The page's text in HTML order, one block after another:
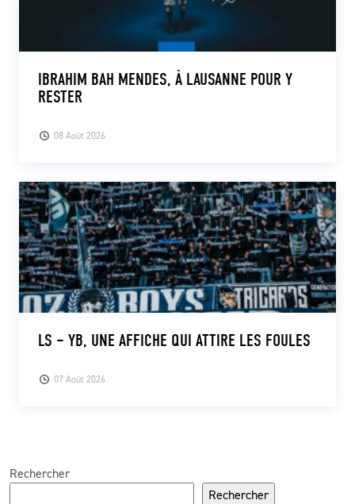
08 Août 2026
IBRAHIM BAH MENDES, À LAUSANNE POUR Y
RESTER
07 Août 2026
LS – YB, UNE AFFICHE QUI ATTIRE LES FOULES
Rechercher
Rechercher